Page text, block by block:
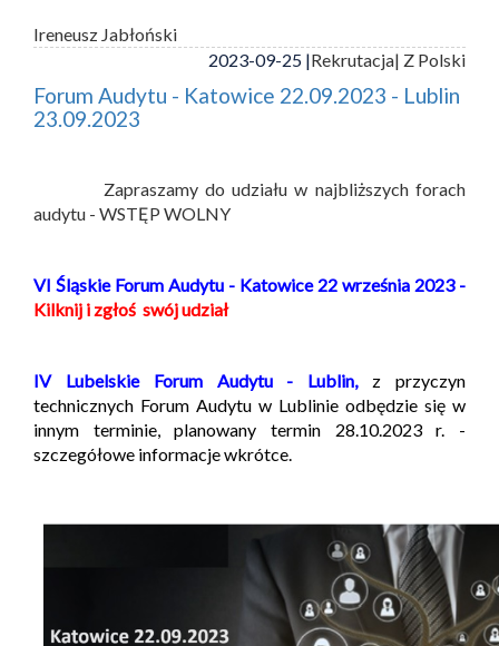
Ireneusz Jabłoński
2023-09-25 |Rekrutacja| Z Polski
Forum Audytu - Katowice 22.09.2023 - Lublin
23.09.2023
Zapraszamy do udziału w najbliższych forach
audytu - WSTĘP WOLNY
VI Śląskie Forum Audytu - Katowice 22 września 2023 -
Kilknij i zgłoś swój udział
IV Lubelskie Forum Audytu - Lublin,
z przyczyn
technicznych Forum Audytu w Lublinie odbędzie się w
innym terminie, planowany termin 28.10.2023 r. -
szczegółowe informacje wkrótce.